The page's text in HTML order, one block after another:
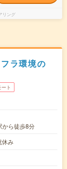
リング
ラ環境の
ート
から徒歩8分
休み